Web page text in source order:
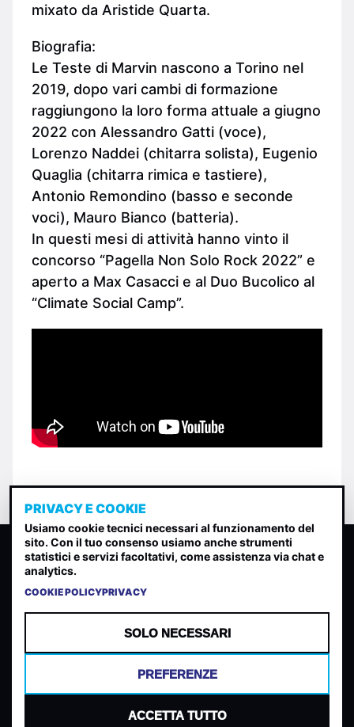
mixato da Aristide Quarta.
Biografia:
Le Teste di Marvin nascono a Torino nel
2019, dopo vari cambi di formazione
raggiungono la loro forma attuale a giugno
2022 con Alessandro Gatti (voce),
Lorenzo Naddei (chitarra solista), Eugenio
Quaglia (chitarra rimica e tastiere),
Antonio Remondino (basso e seconde
voci), Mauro Bianco (batteria).
In questi mesi di attività hanno vinto il
concorso “Pagella Non Solo Rock 2022” e
aperto a Max Casacci e al Duo Bucolico al
“Climate Social Camp”.
CLASSIFICA INDIE
Classifica per indice di gradimento generata dall analisi di
COOKIES PREFERENZE COOKIES
PRIVACY E COOKIE
Usiamo cookie tecnici necessari al funzionamento del
sito. Con il tuo consenso usiamo anche strumenti
statistici e servizi facoltativi, come assistenza via chat e
analytics.
COOKIE POLICYPRIVACY
SOLO NECESSARI
PREFERENZE
ACCETTA TUTTO